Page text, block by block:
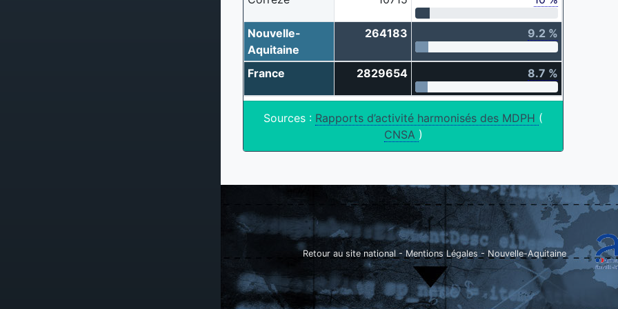
Nouvelle-
Aquitaine
264183 9.2 %
France 2829654 8.7 %
Sources : Rapports d’activité harmonisés des MDPH (
CNSA )
Retour au site national - Mentions Légales - Nouvelle-Aquitaine